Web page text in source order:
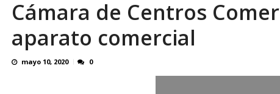
Cámara de Centros
aparato comercial
mayo 10, 2020 0